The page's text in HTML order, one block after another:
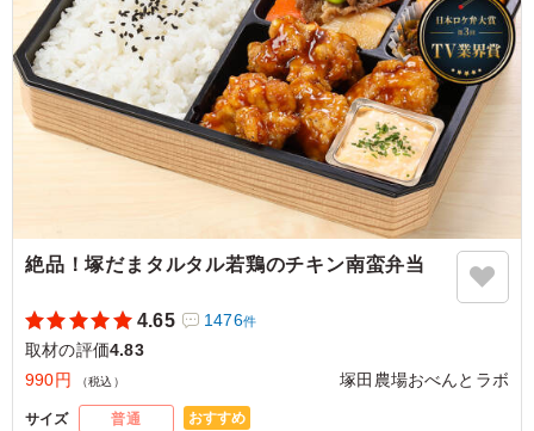
5.0 TBSテレビ
特に女性に人気のお弁当でした。 カレーの味がしっかり
染み込んだぷりぷりの大きなエビがたくさん入っており、
とてもおいしかったです。 エビとカレーの相性がすごく
よかったです。
ロケ・撮影›取材
絶品！塚だまタルタル若鶏のチキン南蛮弁当
4.65 1476件
取材の評価4.83
990円
（税込） 塚田農場おべんとラボ
サイズ 普通 おすすめ